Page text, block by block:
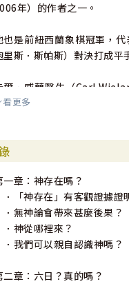
年）的作者之一。
也是前紐西蘭象棋冠軍，
里斯．斯帕斯）對決打成平
爾．威蘭醫生（Carl
總幹事，他擔任此職始自
蘭醫生有內外全科的醫學
，成為炙手可熱的講員，
講，包括澳洲本土及世界各
跟其他人合著《One
》（四大問題的
怪物的過去與現在）、《
：親歷苦難背後的意義）
看更多
一章：神存在嗎？
「神存在」有客觀證據證
無神論會帶來甚麼後果？
神從哪裡來？
我們可以親自認識神嗎？
二章：六日？真的嗎？